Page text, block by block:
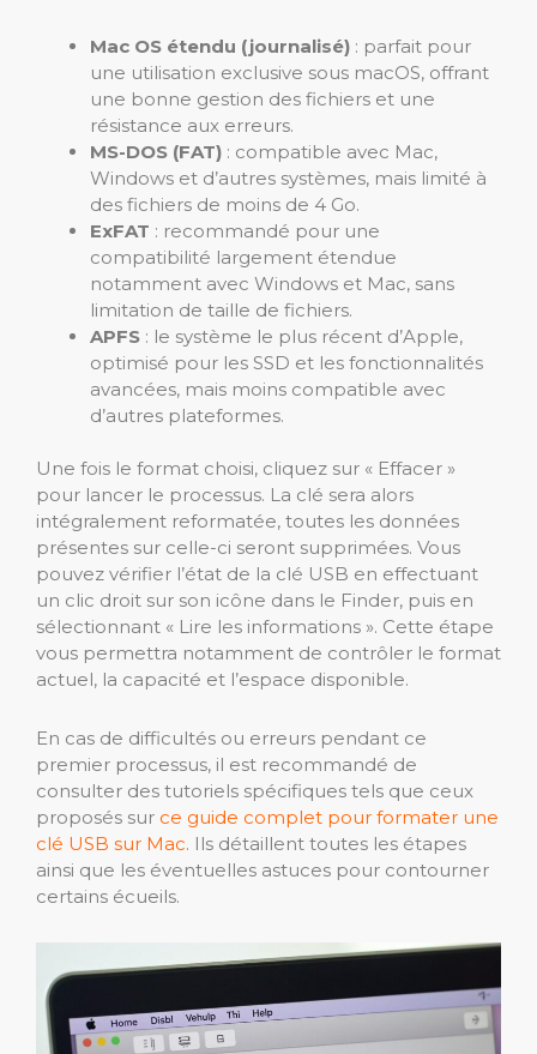
Mac OS étendu (journalisé) : parfait pour
une utilisation exclusive sous macOS, offrant
une bonne gestion des fichiers et une
résistance aux erreurs.
MS-DOS (FAT) : compatible avec Mac,
Windows et d’autres systèmes, mais limité à
des fichiers de moins de 4 Go.
ExFAT : recommandé pour une
compatibilité largement étendue
notamment avec Windows et Mac, sans
limitation de taille de fichiers.
APFS : le système le plus récent d’Apple,
optimisé pour les SSD et les fonctionnalités
avancées, mais moins compatible avec
d’autres plateformes.
Une fois le format choisi, cliquez sur « Effacer »
pour lancer le processus. La clé sera alors
intégralement reformatée, toutes les données
présentes sur celle-ci seront supprimées. Vous
pouvez vérifier l’état de la clé USB en effectuant
un clic droit sur son icône dans le Finder, puis en
sélectionnant « Lire les informations ». Cette étape
vous permettra notamment de contrôler le format
actuel, la capacité et l’espace disponible.
En cas de difficultés ou erreurs pendant ce
premier processus, il est recommandé de
consulter des tutoriels spécifiques tels que ceux
proposés sur ce guide complet pour formater une
clé USB sur Mac. Ils détaillent toutes les étapes
ainsi que les éventuelles astuces pour contourner
certains écueils.